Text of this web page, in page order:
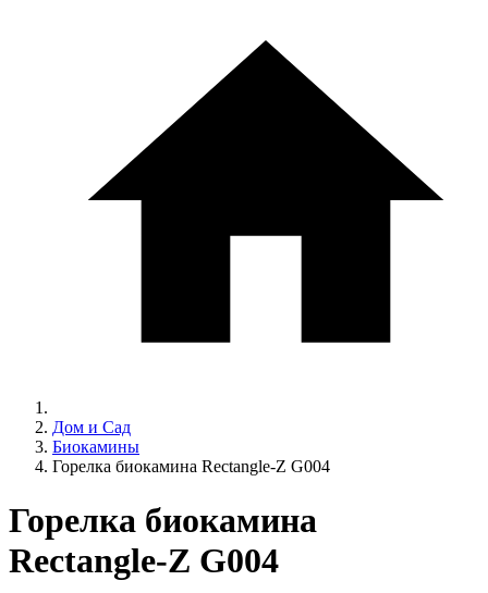
Дом и Сад
Биокамины
Горелка биокамина Rectangle-Z G004
Горелка биокамина
Rectangle-Z G004